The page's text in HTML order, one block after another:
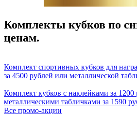
Комплекты кубков по
ценам.
Комплект спортивных кубков для
за 4500 рублей или металлической
Комплект кубков с наклейками за 1200
металлическими табличками за 1590
Все промо-акции